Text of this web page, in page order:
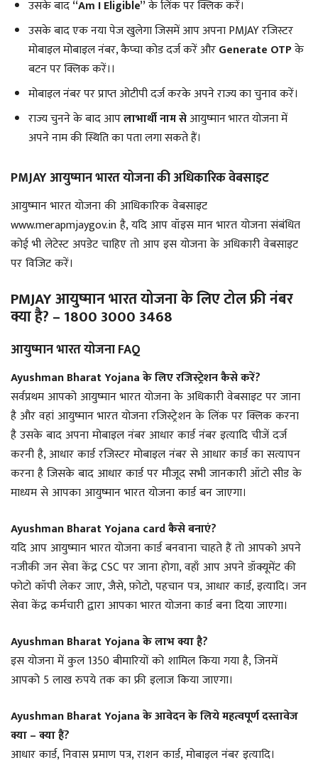
उसके बाद“Am I Eligible”के लिंक पर क्लिक करें।
उसके बाद एक नया पेज खुलेगा जिसमें आप अपना PMJAY रजिस्टर
मोबाइल मोबाइल नंबर, कैप्चा कोड दर्ज करें औरGenerate OTPके
बटन पर क्लिक करें।।
मोबाइल नंबर पर प्राप्त ओटीपी दर्ज करके अपने राज्य का चुनाव करें।
राज्य चुनने के बाद आपलाभार्थी नाम सेआयुष्मान भारत योजना में
अपने नाम की स्थिति का पता लगा सकते हैं।
PMJAY आयुष्मान भारत योजना की अधिकारिक वेबसाइट
आयुष्मान भारत योजना की आधिकारिक वेबसाइट
www.merapmjaygov.in है, यदि आप वॉइस मान भारत योजना संबंधित
कोई भी लेटेस्ट अपडेट चाहिए तो आप इस योजना के अधिकारी वेबसाइट
पर विजिट करें।
PMJAY आयुष्मान भारत योजना के लिए टोल फ्री नंबर
क्या है? – 1800 3000 3468
आयुष्मान भारत योजना FAQ
Ayushman Bharat Yojana के लिए रजिस्ट्रेशन कैसे करें?
सर्वप्रथम आपको आयुष्मान भारत योजना के अधिकारी वेबसाइट पर जाना
है और वहां आयुष्मान भारत योजना रजिस्ट्रेशन के लिंक पर क्लिक करना
है उसके बाद अपना मोबाइल नंबर आधार कार्ड नंबर इत्यादि चीजें दर्ज
करनी है, आधार कार्ड रजिस्टर मोबाइल नंबर से आधार कार्ड का सत्यापन
करना है जिसके बाद आधार कार्ड पर मौजूद सभी जानकारी ऑटो सीड के
माध्यम से आपका आयुष्मान भारत योजना कार्ड बन जाएगा।
Ayushman Bharat Yojana card कैसे बनाएं?
यदि आप आयुष्मान भारत योजना कार्ड बनवाना चाहते हैं तो आपको अपने
नजीकी जन सेवा केंद्र CSC पर जाना होगा, वहाँ आप अपने डॉक्यूमेंट की
फोटो कॉपी लेकर जाए, जैसे, फ़ोटो, पहचान पत्र, आधार कार्ड, इत्यादि। जन
सेवा केंद्र कर्मचारी द्वारा आपका भारत योजना कार्ड बना दिया जाएगा।
Ayushman Bharat Yojana के लाभ क्या है?
इस योजना में कुल 1350 बीमारियों को शामिल किया गया है, जिनमें
आपको 5 लाख रुपये तक का फ्री इलाज किया जाएगा।
Ayushman Bharat Yojana के आवेदन के लिये महत्वपूर्ण दस्तावेज
क्या – क्या हैं?
आधार कार्ड, निवास प्रमाण पत्र, राशन कार्ड, मोबाइल नंबर इत्यादि।